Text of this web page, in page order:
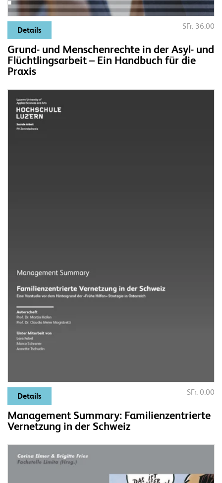
Details SFr. 36.00
Grund- und Menschenrechte in der Asyl- und
Flüchtlingsarbeit – Ein Handbuch für die
Praxis
Details SFr. 0.00
Management Summary: Familienzentrierte
Vernetzung in der Schweiz